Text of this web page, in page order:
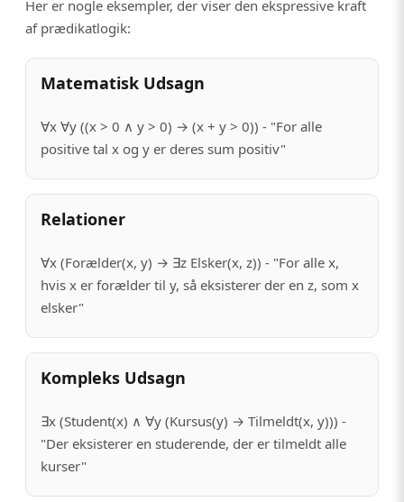
Her er nogle eksempler, der viser den ekspressive kraft
af prædikatlogik:
Matematisk Udsagn
∀x ∀y ((x > 0 ∧ y > 0) → (x + y > 0)) - "For alle
positive tal x og y er deres sum positiv"
Relationer
∀x (Forælder(x, y) → ∃z Elsker(x, z)) - "For alle x,
hvis x er forælder til y, så eksisterer der en z, som x
elsker"
Kompleks Udsagn
∃x (Student(x) ∧ ∀y (Kursus(y) → Tilmeldt(x, y))) -
"Der eksisterer en studerende, der er tilmeldt alle
kurser"